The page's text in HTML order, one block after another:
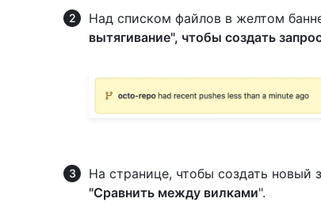
Над списком файлов в желтом
вытягивание", чтобы создать
На странице, чтобы создать новый
"Сравнить между вилками".